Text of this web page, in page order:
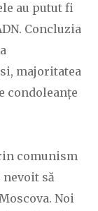
au putut fi
Concluzia
majoritatea
condoleanțe
comunism
nevoit să
Noi